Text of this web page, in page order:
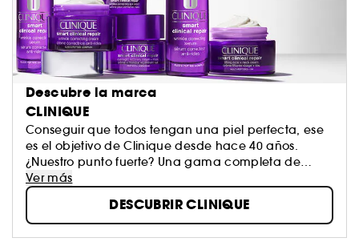
Descubre la marca
CLINIQUE
Conseguir que todos tengan una piel perfecta, ese
es el objetivo de Clinique desde hace 40 años.
¿Nuestro punto fuerte? Una gama completa de
productos de belleza (tratamiento, maquillaje y
perfumes para hombres y mujeres) creada por
dermatólogos sin perfumes y testada en pruebas de
alergia, con un punto de partida común: el
Programme Beauté Basic 3 Temps (sistema de 3
Ver más
DESCUBRIR CLINIQUE